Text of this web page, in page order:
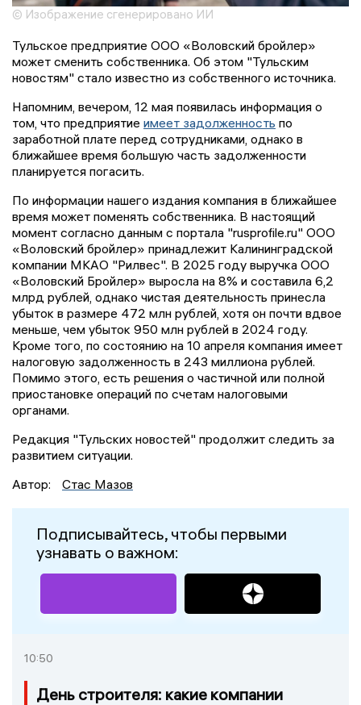
© Изображение сгенерировано ИИ
Тульское предприятие ООО «Воловский бройлер»
может сменить собственника. Об этом "Тульским
новостям" стало известно из собственного источника.
Напомним, вечером, 12 мая появилась информация о
том, что предприятие имеет задолженность по
заработной плате перед сотрудниками, однако в
ближайшее время большую часть задолженности
планируется погасить.
По информации нашего издания компания в ближайшее
время может поменять собственника. В настоящий
момент согласно данным с портала "rusprofile.ru" ООО
«Воловский бройлер» принадлежит Калининградской
компании МКАО "Рилвес". В 2025 году выручка ООО
«Воловский Бройлер» выросла на 8% и составила 6,2
млрд рублей, однако чистая деятельность принесла
убыток в размере 472 млн рублей, хотя он почти вдвое
меньше, чем убыток 950 млн рублей в 2024 году.
Кроме того, по состоянию на 10 апреля компания имеет
налоговую задолженность в 243 миллиона рублей.
Помимо этого, есть решения о частичной или полной
приостановке операций по счетам налоговыми
органами.
Редакция "Тульских новостей" продолжит следить за
развитием ситуации.
Автор:
Стас Мазов
Подписывайтесь, чтобы первыми
узнавать о важном:
10:50
День строителя: какие компании